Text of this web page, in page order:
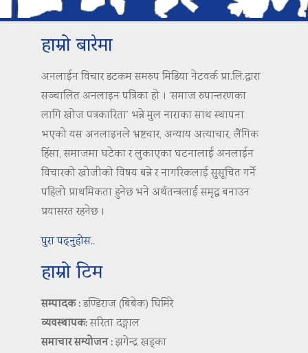
हाम्रो बारेमा
अनलाईन विचार डटकम समरुप मिडिया नेटवर्क प्रा.लि.द्वारा
सञ्चालित अनलाइन पत्रिका हो । ‘समाज रुपान्तरणका
लागि खोज पत्रकारिता’ भन्ने मुल नाराका साथ स्थापना
भएको यस अनलाइनले भ्रष्टचार, अन्याय अत्याचार, लैंगिक
हिंसा, समाजमा घटेका र लुकाएका घटनालाई अनलाईन
विचारको खोजीको विषय बन्ने र नागरिकलाई सुसूचित गर्ने
पहिलो प्राथमिकता हुनेछ भने अर्थतन्त्रलाई समृद्ध बनाउन
प्रयासरत रहनेछ ।
पुरा पढ्नुहोस..
हाम्रो टिम
सम्पादक :डण्डिराज (बिबेक) घिमिरे
व्यवस्थापक:सरिता दङ्गाल
समाचार सम्योजन :झगेन्द्र खड्का